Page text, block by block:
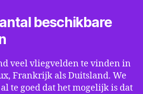
beschikbare
veel vliegvelden te vinden in
Frankrijk als Duitsland. We
te goed dat het mogelijk is dat